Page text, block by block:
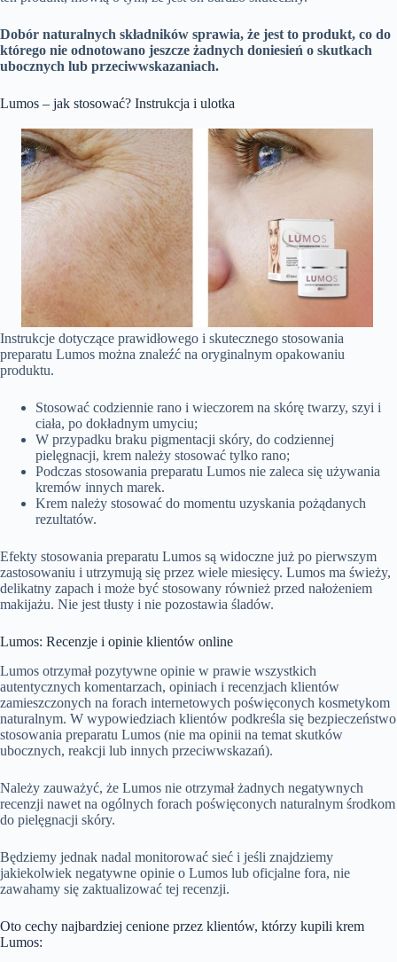
Dobór naturalnych składników sprawia, że jest to produkt, co do
którego nie odnotowano jeszcze żadnych doniesień o skutkach
ubocznych lub przeciwwskazaniach.
Lumos – jak stosować? Instrukcja i ulotka
Instrukcje dotyczące prawidłowego i skutecznego stosowania
preparatu Lumos można znaleźć na oryginalnym opakowaniu
produktu.
Stosować codziennie rano i wieczorem na skórę twarzy, szyi i
ciała, po dokładnym umyciu;
W przypadku braku pigmentacji skóry, do codziennej
pielęgnacji, krem należy stosować tylko rano;
Podczas stosowania preparatu Lumos nie zaleca się używania
kremów innych marek.
Krem należy stosować do momentu uzyskania pożądanych
rezultatów.
Efekty stosowania preparatu Lumos są widoczne już po pierwszym
zastosowaniu i utrzymują się przez wiele miesięcy. Lumos ma świeży,
delikatny zapach i może być stosowany również przed nałożeniem
makijażu. Nie jest tłusty i nie pozostawia śladów.
Lumos: Recenzje i opinie klientów online
Lumos otrzymał pozytywne opinie w prawie wszystkich
autentycznych komentarzach, opiniach i recenzjach klientów
zamieszczonych na forach internetowych poświęconych kosmetykom
naturalnym. W wypowiedziach klientów podkreśla się bezpieczeństwo
stosowania preparatu Lumos (nie ma opinii na temat skutków
ubocznych, reakcji lub innych przeciwwskazań).
Należy zauważyć, że Lumos nie otrzymał żadnych negatywnych
recenzji nawet na ogólnych forach poświęconych naturalnym środkom
do pielęgnacji skóry.
Będziemy jednak nadal monitorować sieć i jeśli znajdziemy
jakiekolwiek negatywne opinie o Lumos lub oficjalne fora, nie
zawahamy się zaktualizować tej recenzji.
Oto cechy najbardziej cenione przez klientów, którzy kupili krem
Lumos: